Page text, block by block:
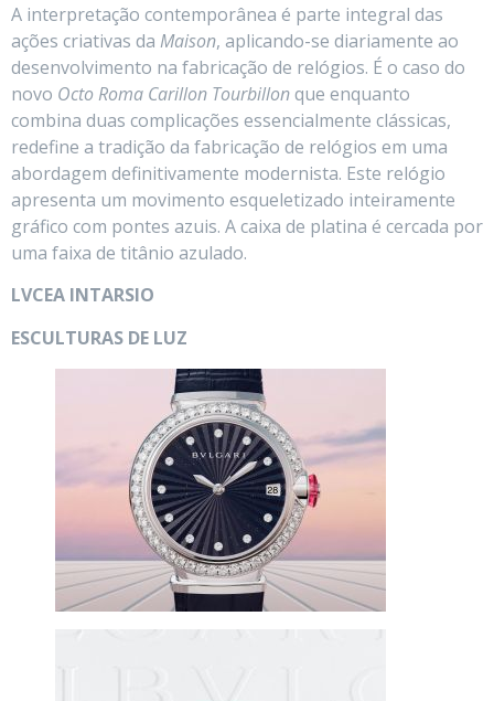
A interpretação contemporânea é parte integral das
ações criativas da Maison, aplicando-se diariamente ao
desenvolvimento na fabricação de relógios. É o caso do
novo Octo Roma Carillon Tourbillonque enquanto
combina duas complicações essencialmente clássicas,
redefine a tradição da fabricação de relógios em uma
abordagem definitivamente modernista. Este relógio
apresenta um movimento esqueletizado inteiramente
gráfico com pontes azuis. A caixa de platina é cercada por
uma faixa de titânio azulado.
LVCEA INTARSIO
ESCULTURAS DE LUZ